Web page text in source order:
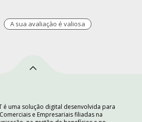
A sua avaliaçào é valiosa
é uma solução digital desenvolvida para
e Empresariais filiadas na